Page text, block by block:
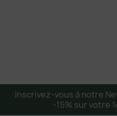
Inscrivez-vous à notre
-15% sur votre